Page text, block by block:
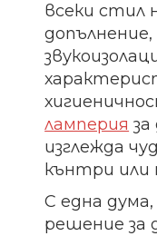
всеки стил
ламперия
изглежда
кънтри или
С една
решение за